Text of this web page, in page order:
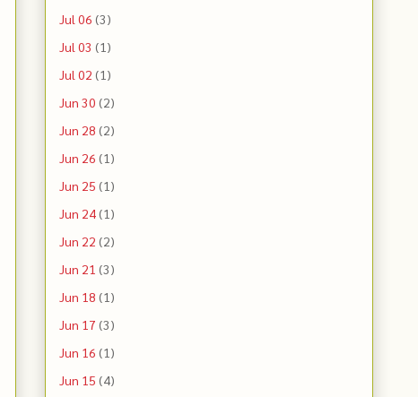
Jul 06 (3)
Jul 03 (1)
Jul 02 (1)
Jun 30 (2)
Jun 28 (2)
Jun 26 (1)
Jun 25 (1)
Jun 24(1)
Jun 22 (2)
Jun 21 (3)
Jun 18 (1)
Jun 17 (3)
Jun 16 (1)
Jun 15 (4)